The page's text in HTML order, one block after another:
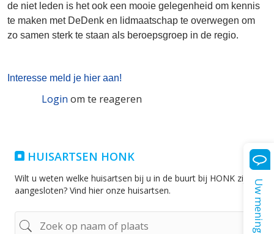
Uw mening
de niet leden is het ook een mooie gelegenheid om kennis
te maken met DeDenk en lidmaatschap te overwegen om
zo samen sterk te staan als beroepsgroep in de regio.
Interesse meld je hier aan!
Login om te reageren
HUISARTSEN HONK
Wilt u weten welke huisartsen bij u in de buurt bij HONK zijn
aangesloten? Vind hier onze huisartsen.